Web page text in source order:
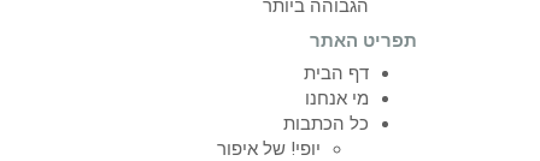
הגבוהה ביותר
תפריט האתר
דף הבית
מי אנחנו
כל הכתבות
יופי! של איפור